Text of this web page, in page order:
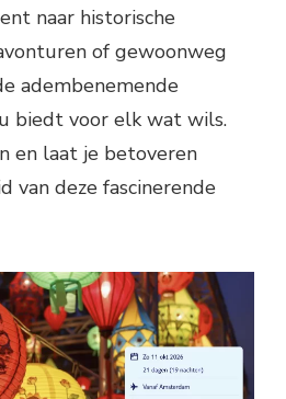
naar historische
of gewoonweg
adembenemende
biedt voor elk wat wils.
en laat je betoveren
van deze fascinerende